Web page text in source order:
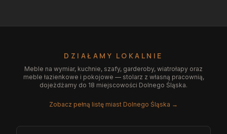
DZIAŁAMY LOKALNIE
Meble na wymiar, kuchnie, szafy, garderoby, wiatrołapy oraz
meble łazienkowe i pokojowe — stolarz z własną pracownią,
dojeżdżamy do 18 miejscowości Dolnego Śląska.
Zobacz pełną listę miast Dolnego Śląska →